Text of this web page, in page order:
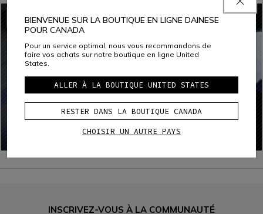
INSCRIVEZ-VOUS À LA COMMUNAUTÉ
BIENVENUE SUR LA BOUTIQUE EN LIGNE DAINESE
POUR CANADA
Pour un service optimal, nous vous recommandons de
faire vos achats sur notre boutique en ligne United
States.
ALLER À LA BOUTIQUE UNITED STATES
RESTER DANS LA BOUTIQUE CANADA
CHOISIR UN AUTRE PAYS